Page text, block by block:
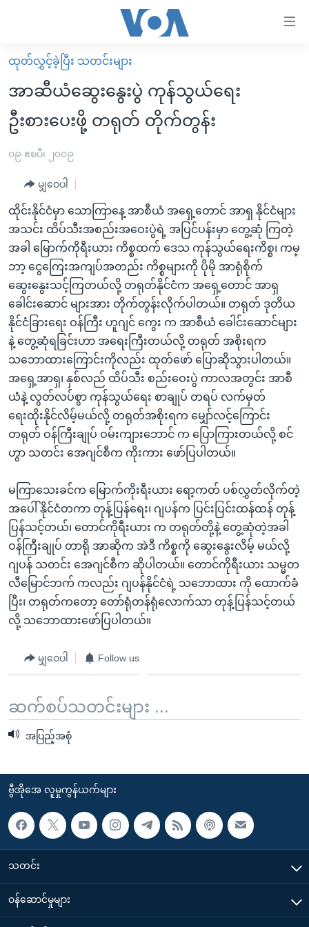
လွယ်ကူ
စေ
သည့်
Link
များ
အကြောင်းအရာ
ကျော်
ပင်မ
အ
ညွန်း
စာမျက်နှာ
ကြည့်
ရှာဖွေ
နေရာ
ကျော်
ရန်
မူလစာမျက်နှာ
မြန်မာ
ကမ္ဘာ့သတင်းများ
နိုင်ငံတကာ
အစ္စရေး-ပါလက်စတိုင်း
ရပ်ဝန်းတခု လမ်းတခု အလွန်
အင်္ဂလိပ်စာလေ့လာမယ်
အမေရိကန်သုံးအီဒီယံ
မကြေးမုံရဲ့ အင်္ဂလိပ်စာ
ရုပ်ရှင်ထဲက အင်္ဂလိပ်စာ
သုတပဒေသာ အင်္ဂလိပ်စာ
အပတ်စဉ်ကဏ္ဍများ
ရေဒီယို
တီဗွီ
ရေဒီယိုနှင့်ရုပ်သံ အချက်အလက်များ
ရေဒီယို/တီဗွီအစီအစဉ်
Learning English
ဗွီအိုအေ လူမှုကွန်ယက်များ
ဘာသာစကားများ
ထုတ်လွှင့်ခဲ့ပြီး သတင်းများ
အာဆီယံဆွေးနွေးပွဲ ကုန်သွယ်ရေး
ဦးစားပေးဖို့ တရုတ် တိုက်တွန်း
၀၉ ဧၿပီ၊ ၂၀၀၉
မျှဝေပါ
ထိုင်းနိုင်ငံမှာ သောကြာနေ့ အာစီယံ အရှေ့တောင် အာရှ နိုင်ငံများ
အသင်း ထိပ်သီးအစည်းအဝေးပွဲရဲ့ အပြင်ပန်းမှာ တွေ့ဆုံ ကြတဲ့
အခါ မြောက်ကိုရီးယား ကိစ္စထက် ဒေသ ကုန်သွယ်ရေးကိစ္စ၊ ကမ္
ဘာ့ ငွေကြေးအကျပ်အတည်း ကိစ္စများကို ပိုမို အာရုံစိုက်
ဆွေးနွေးသင့်ကြတယ်လို့ တရုတ်နိုင်ငံက အရှေ့တောင် အာရှ
ခေါင်းဆောင် များအား တိုက်တွန်းလိုက်ပါတယ်။ တရုတ် ဒုတိယ
နိုင်ငံခြားရေး ဝန်ကြီး ဟူဂျင် ကွေး က အာစီယံ ခေါင်းဆောင်များ
နဲ့ တွေ့ဆုံရခြင်းဟာ အရေးကြီးတယ်လို့ တရုတ် အစိုးရက
သဘောထားကြောင်းကိုလည်း ထုတ်ဖော် ပြောဆိုသွားပါတယ်။
အရှေ့အာရှ၊ နှစ်လည် ထိပ်သီး စည်းဝေးပွဲ ကာလအတွင်း အာစီ
ယံနဲ့ လွတ်လပ်စွာ ကုန်သွယ်ရေး စာချုပ် တရပ် လက်မှတ်
ရေးထိုးနိုင်လိမ့်မယ်လို့ တရုတ်အစိုးရက မျှော်လင့်ကြောင်း
တရုတ် ဝန်ကြီးချုပ် ဝမ်းကျားဘောင် က ပြောကြားတယ်လို့ စင်
ဟွာ သတင်း အေဂျင်စီက ကိုးကား ဖော်ပြပါတယ်။
မကြာသေးခင်က မြောက်ကိုးရီးယား ရော့ကတ် ပစ်လွှတ်လိုက်တဲ့
အပေါ် နိုင်ငံတကာ တုန့်ပြန်ရေး၊ ဂျပန်က ပြင်းပြင်းထန်ထန် တုန့်
ပြန်သင့်တယ်၊ တောင်ကိုရီးယား က တရုတ်တို့နဲ့ တွေ့ဆုံတဲ့အခါ
ဝန်ကြီးချုပ် တာရို အာဆိုက အဲဒီ ကိစ္စကို ဆွေးနွေးလိမ့် မယ်လို့
ဂျပန် သတင်း အေဂျင်စီက ဆိုပါတယ်။ တောင်ကိုရီးယား သမ္မတ
လီမြောင်ဘက် ကလည်း ဂျပန်နိုင်ငံရဲ့ သဘောထား ကို ထောက်ခံ
ပြီး၊ တရုတ်ကတော့ တော်ရုံတန်ရုံလောက်သာ တုန့်ပြန်သင့်တယ်
လို့ သဘောထားဖော်ပြပါတယ်။
မျှဝေပါ Follow us
ဆက်စပ်သတင်းများ ...
အပြည့်အစုံ
ဗွီအိုအေ လူမှုကွန်ယက်များ
သတင်း
၀န်ဆောင်မှုများ